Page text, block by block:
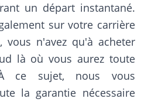
un départ instantané.
sur votre carrière
vous n'avez qu'à acheter
là où vous aurez toute
ce sujet, nous vous
la garantie nécessaire